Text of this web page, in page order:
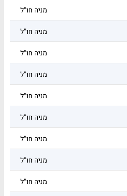
מניה חו"ל
מניה חו"ל
מניה חו"ל
מניה חו"ל
מניה חו"ל
מניה חו"ל
מניה חו"ל
מניה חו"ל
מניה חו"ל